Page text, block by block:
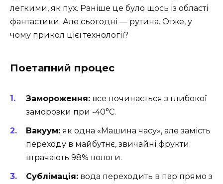
легкими, як пух. Раніше це було щось із області
фантастики. Але сьогодні — рутина. Отже, у
чому прикол цієї технології?
Поетапний процес
Замороження: все починається з глибокої
заморозки при -40°C.
Вакуум: як одна «Машина часу», але замість
переходу в майбутнє, звичайні фрукти
втрачають 98% вологи.
Сублімація: вода переходить в пар прямо з